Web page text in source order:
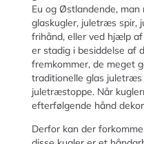
Eu og Østlandende,
glaskugler, juletræs spir,
frihånd, eller ved hjælp
er stadig i besiddelse af
fremkommer, de meget
traditionelle glas
juletræstoppe. Når
efterfølgende hånd
Derfor kan der